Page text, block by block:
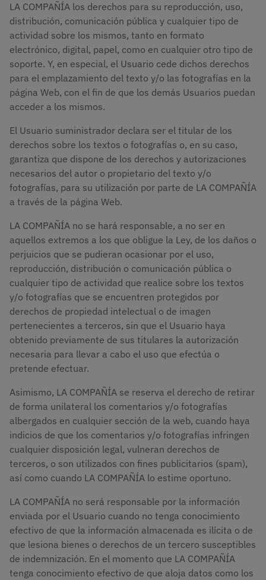
LA COMPAÑÍA los derechos para su reproducción, uso,
distribución, comunicación pública y cualquier tipo de
actividad sobre los mismos, tanto en formato
electrónico, digital, papel, como en cualquier otro tipo de
soporte. Y, en especial, el Usuario cede dichos derechos
para el emplazamiento del texto y/o las fotografías en la
página Web, con el fin de que los demás Usuarios puedan
acceder a los mismos.
El Usuario suministrador declara ser el titular de los
derechos sobre los textos o fotografías o, en su caso,
garantiza que dispone de los derechos y autorizaciones
necesarios del autor o propietario del texto y/o
fotografías, para su utilización por parte de LA COMPAÑÍA
a través de la página Web.
LA COMPAÑÍA no se hará responsable, a no ser en
aquellos extremos a los que obligue la Ley, de los daños o
perjuicios que se pudieran ocasionar por el uso,
reproducción, distribución o comunicación pública o
cualquier tipo de actividad que realice sobre los textos
y/o fotografías que se encuentren protegidos por
derechos de propiedad intelectual o de imagen
pertenecientes a terceros, sin que el Usuario haya
obtenido previamente de sus titulares la autorización
necesaria para llevar a cabo el uso que efectúa o
pretende efectuar.
Asimismo, LA COMPAÑÍA se reserva el derecho de retirar
de forma unilateral los comentarios y/o fotografías
albergados en cualquier sección de la web, cuando haya
indicios de que los comentarios y/o fotografías infringen
cualquier disposición legal, vulneran derechos de
terceros, o son utilizados con fines publicitarios (spam),
así como cuando LA COMPAÑÍA lo estime oportuno.
LA COMPAÑÍA no será responsable por la información
enviada por el Usuario cuando no tenga conocimiento
efectivo de que la información almacenada es ilícita o de
que lesiona bienes o derechos de un tercero susceptibles
de indemnización. En el momento que LA COMPAÑÍA
tenga conocimiento efectivo de que aloja datos como los